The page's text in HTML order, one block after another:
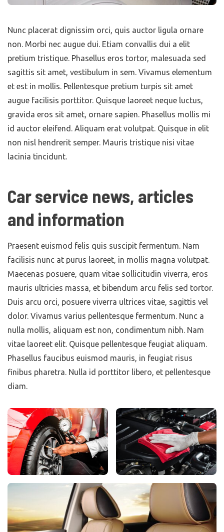
Nunc placerat dignissim orci, quis auctor ligula ornare
non. Morbi nec augue dui. Etiam convallis dui a elit
pretium tristique. Phasellus eros tortor, malesuada sed
sagittis sit amet, vestibulum in sem. Vivamus elementum
et est in mollis. Pellentesque pretium turpis sit amet
augue facilisis porttitor. Quisque laoreet neque luctus,
gravida eros sit amet, ornare sapien. Phasellus mollis mi
id auctor eleifend. Aliquam erat volutpat. Quisque in elit
non nisl hendrerit semper. Mauris tristique nisi vitae
lacinia tincidunt.
Car service news, articles
and information
Praesent euismod felis quis suscipit fermentum. Nam
facilisis nunc at purus laoreet, in mollis magna volutpat.
Maecenas posuere, quam vitae sollicitudin viverra, eros
mauris ultricies massa, et bibendum arcu felis sed tortor.
Duis arcu orci, posuere viverra ultrices vitae, sagittis vel
dolor. Vivamus varius pellentesque fermentum. Nunc a
nulla mollis, aliquam est non, condimentum nibh. Nam
vitae laoreet elit. Quisque pellentesque feugiat aliquam.
Phasellus faucibus euismod mauris, in feugiat risus
finibus pharetra. Nulla id porttitor libero, et pellentesque
diam.